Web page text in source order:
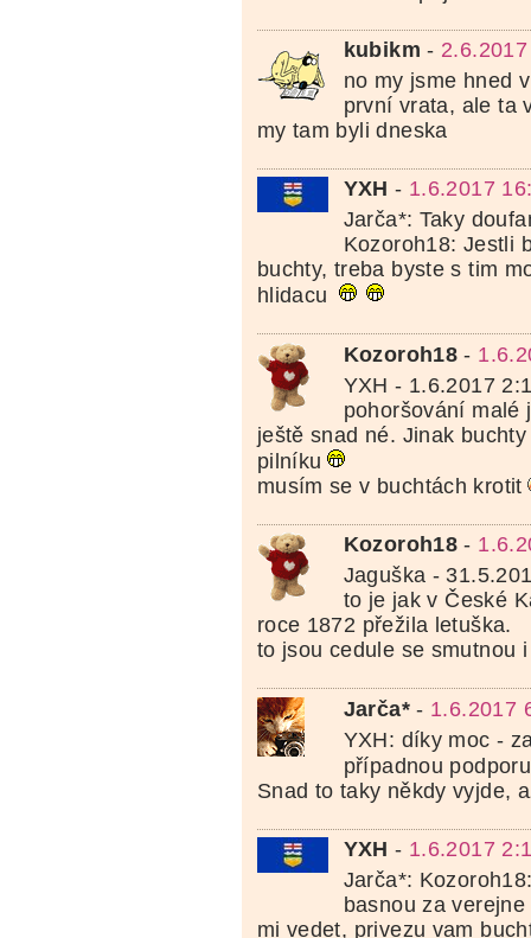
kubikm -
no my jsme hned
první vrata, ale ta
my tam byli dneska
YXH - 1.6.2017
Jarča*: Taky
Kozoroh18: Jestli
buchty, treba byste s tim
hlidacu
Kozoroh18 -
YXH - 1.6.2017
pohoršování malé
ještě snad né. Jinak
pilníku
musím se v buchtách krotit
Kozoroh18 -
Jaguška -
to je jak v České
roce 1872 přežila letuška.
to jsou cedule se smutnou
Jarča*- 1.6.2017
YXH: díky moc -
případnou
Snad to taky někdy vyjde,
YXH - 1.6.2017
Jarča*:
basnou za
mi vedet, privezu vam